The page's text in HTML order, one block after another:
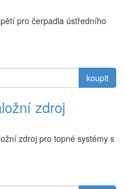
pro čerpadla ústředního
koupit
zdroj
zdroj pro topné systémy s